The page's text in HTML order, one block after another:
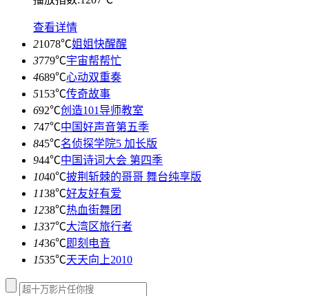
查看详情
21078℃姐姐快醒醒
3779℃宇宙帮帮忙
4689℃心动双重奏
5153℃传奇故事
692℃创造101导师教室
747℃中国好声音第五季
845℃名侦探学院5 加长版
944℃中国诗词大会 第四季
1040℃披荆斩棘的哥哥 舞台纯享版
1138℃好友好有爱
1238℃热血街舞团
1337℃大湾区旅行者
1436℃即刻电音
1535℃天天向上2010